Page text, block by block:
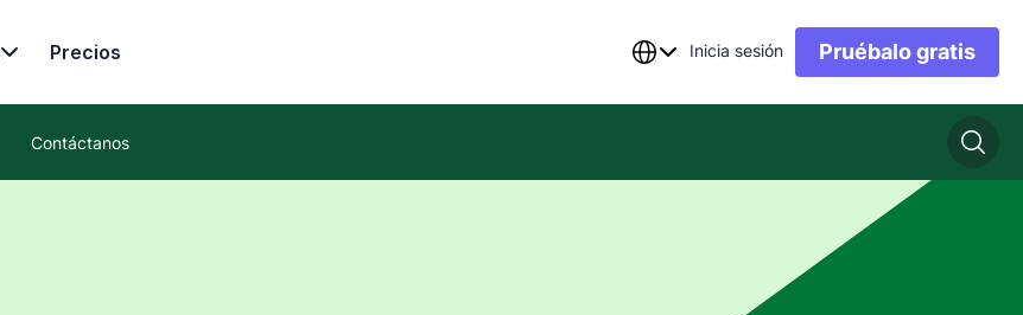
Precios Inicia sesión Pruébalo gratis
Contáctanos